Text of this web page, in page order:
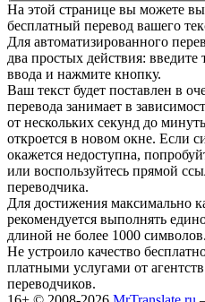
На этой странице вы можете
бесплатный перевод вашего
Для автоматизированного
два простых действия: введите
ввода и нажмите кнопку.
Ваш текст будет поставлен в
перевода занимает в
от нескольких секунд до
откроется в новом окне. Если
окажется недоступна,
или воспользуйтесь прямой
переводчика.
Для достижения максимально
рекомендуется выполнять
длиной не более 1000 символов.
Не устроило качество
платными услугами от
переводчиков.